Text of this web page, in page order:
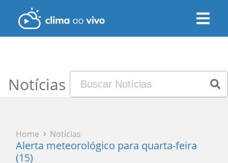
Notícias
Home Notícias
Alerta meteorológico para quarta-feira
(15)